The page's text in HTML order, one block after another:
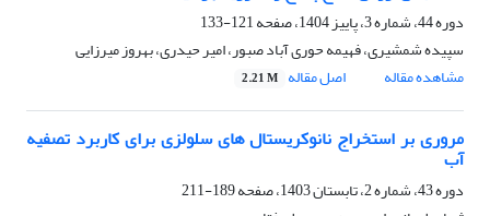
دوره 44، شماره 3، پاییز 1404، صفحه
121-133
سپیده شمشیری، فهیمه حوری آباد صبور، امیر حیدری، بهروز میرزایی
مشاهده مقاله
اصل مقاله 2.21 M
مروری بر استخراج نانوکریستال های سلولزی برای کاربرد تصفیه
آب
دوره 43، شماره 2، تابستان 1403، صفحه
189-211